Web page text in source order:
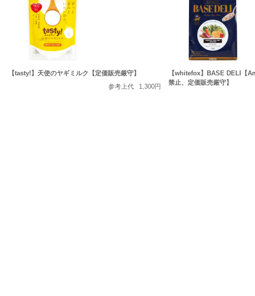
【tasty!】天使のヤギミルク【定価販売厳守】
参考上代
1,300円
【whitefox】BASE DELI【
禁止、定価販売厳守】